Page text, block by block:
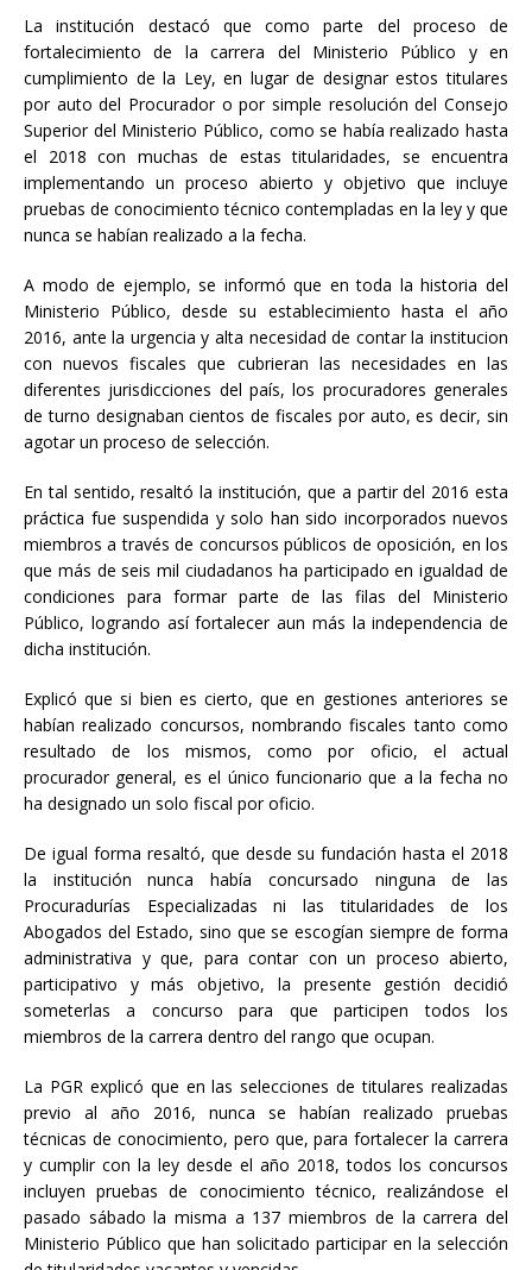
La institución destacó que como parte del proceso de
fortalecimiento de la carrera del Ministerio Público y en
cumplimiento de la Ley, en lugar de designar estos titulares
por auto del Procurador o por simple resolución del Consejo
Superior del Ministerio Público, como se había realizado hasta
el 2018 con muchas de estas titularidades, se encuentra
implementando un proceso abierto y objetivo que incluye
pruebas de conocimiento técnico contempladas en la ley y que
nunca se habían realizado a la fecha.
A modo de ejemplo, se informó que en toda la historia del
Ministerio Público, desde su establecimiento hasta el año
2016, ante la urgencia y alta necesidad de contar la institucion
con nuevos fiscales que cubrieran las necesidades en las
diferentes jurisdicciones del país, los procuradores generales
de turno designaban cientos de fiscales por auto, es decir, sin
agotar un proceso de selección.
En tal sentido, resaltó la institución, que a partir del 2016 esta
práctica fue suspendida y solo han sido incorporados nuevos
miembros a través de concursos públicos de oposición, en los
que más de seis mil ciudadanos ha participado en igualdad de
condiciones para formar parte de las filas del Ministerio
Público, logrando así fortalecer aun más la independencia de
dicha institución.
Explicó que si bien es cierto, que en gestiones anteriores se
habían realizado concursos, nombrando fiscales tanto como
resultado de los mismos, como por oficio, el actual
procurador general, es el único funcionario que a la fecha no
ha designado un solo fiscal por oficio.
De igual forma resaltó, que desde su fundación hasta el 2018
la institución nunca había concursado ninguna de las
Procuradurías Especializadas ni las titularidades de los
Abogados del Estado, sino que se escogían siempre de forma
administrativa y que, para contar con un proceso abierto,
participativo y más objetivo, la presente gestión decidió
someterlas a concurso para que participen todos los
miembros de la carrera dentro del rango que ocupan.
La PGR explicó que en las selecciones de titulares realizadas
previo al año 2016, nunca se habían realizado pruebas
técnicas de conocimiento, pero que, para fortalecer la carrera
y cumplir con la ley desde el año 2018, todos los concursos
incluyen pruebas de conocimiento técnico, realizándose el
pasado sábado la misma a 137 miembros de la carrera del
Ministerio Público que han solicitado participar en la selección